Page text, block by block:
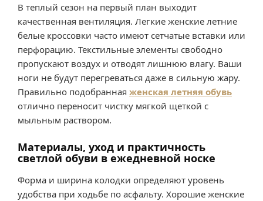
В теплый сезон на первый план выходит
качественная вентиляция. Легкие женские летние
белые кроссовки часто имеют сетчатые вставки или
перфорацию. Текстильные элементы свободно
пропускают воздух и отводят лишнюю влагу. Ваши
ноги не будут перегреваться даже в сильную жару.
Правильно подобранная женская летняя обувь
отлично переносит чистку мягкой щеткой с
мыльным раствором.
Материалы, уход и практичность
светлой обуви в ежедневной носке
Форма и ширина колодки определяют уровень
удобства при ходьбе по асфальту. Хорошие женские